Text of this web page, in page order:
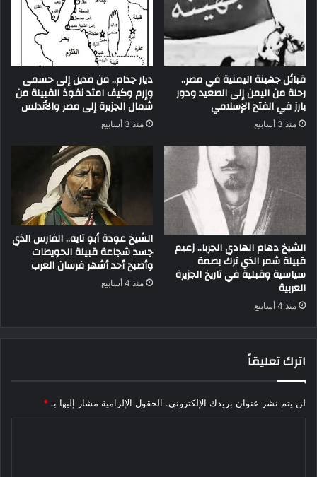
قبائل جهينة اليمنية في مصر..
رحلة من اليمن إلى الصعيد ودور
بارز في الفتح الإسلامي
منذ 3 أسابيع
ديار جذام.. من مدين إلى حسمى
وإرم وكيف امتد نفوذ القبيلة من
شمال الجزيرة إلى مصر والأندلس
منذ 3 أسابيع
الشيخ دهام الهادي الجربا.. زعيم
قبيلة شمر الذي ترك بصمة
سياسية وقبلية في تاريخ الجزيرة
العربية
منذ 4 أسابيع
الشيخ عودة أبو تايه.. الفارس الذي
جسد شجاعة قبيلة الحويطات
وأصبح أحد أشهر فرسان العرب
منذ 4 أسابيع
اترك تعليقاً
لن يتم نشر عنوان بريدك الإلكتروني. الحقول الإلزامية مشار إليها بـ *